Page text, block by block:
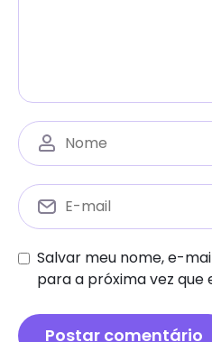
Salvar meu nome, e-
para a próxima vez que